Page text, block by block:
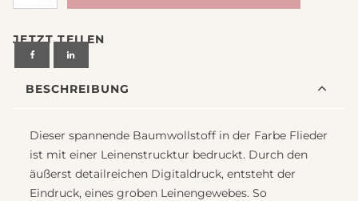
Baumwolle
flieder
Leinenoptik
Menge
JETZT TEILEN
BESCHREIBUNG
Dieser spannende Baumwollstoff in der Farbe Flieder
ist mit einer Leinenstrucktur bedruckt. Durch den
äußerst detailreichen Digitaldruck, entsteht der
Eindruck, eines groben Leinengewebes. So